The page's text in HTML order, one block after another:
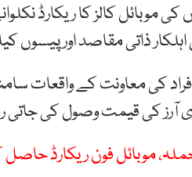
کی موبائل کالز کا ریکارڈ
ذاتی مقاصد اور پیسوں
موبائل فون ریکارڈ حاصل